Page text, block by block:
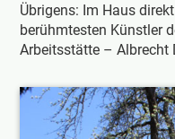
Übrigens: Im Haus
berühmtesten Künstler
Arbeitsstätte – Albrecht